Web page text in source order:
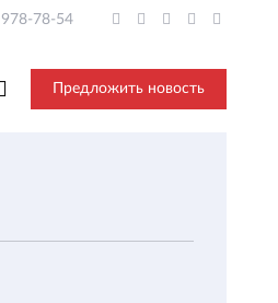
78-54
Предложить новость